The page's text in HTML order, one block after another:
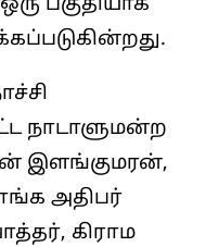
நாடாளுமன்ற
இளங்குமரன்,
அதிபர்
கிராம